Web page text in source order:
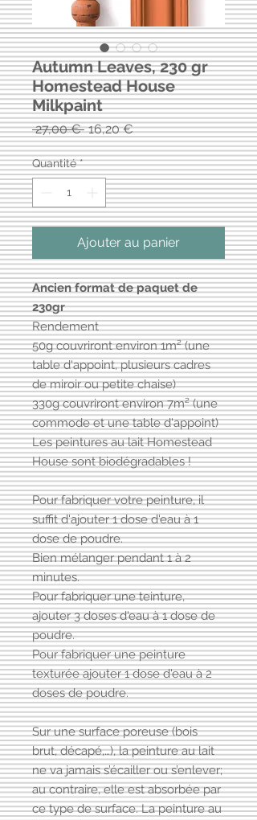
Autumn Leaves, 230 gr
Homestead House
Milkpaint
27,00 € Prix
original
16,20 €Prix
promotionnel
Quantité *
Ajouter au panier
Ancien format de paquet de
230gr
Rendement
50g couvriront environ 1m² (une
table d'appoint, plusieurs cadres
de miroir ou petite chaise)
330g couvriront environ 7m² (une
commode et une table d'appoint)
Les peintures au lait Homestead
House sont biodégradables !
Pour fabriquer votre peinture, il
suffit d'ajouter 1 dose d'eau à 1
dose de poudre.
Bien mélanger pendant 1 à 2
minutes.
Pour fabriquer une teinture,
ajouter 3 doses d'eau à 1 dose de
poudre.
Pour fabriquer une peinture
texturée ajouter 1 dose d'eau à 2
doses de poudre.
Sur une surface poreuse (bois
brut, décapé,…), la peinture au lait
ne va jamais s’écailler ou s’enlever;
au contraire, elle est absorbée par
ce type de surface. La peinture au